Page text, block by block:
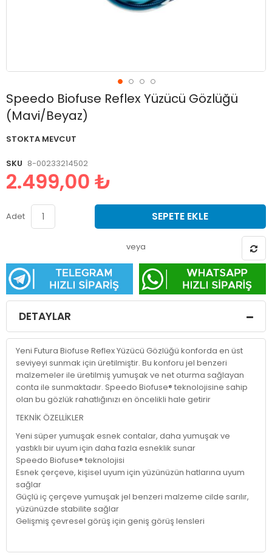
Speedo Biofuse Reflex Yüzücü Gözlüğü
(Mavi/Beyaz)
STOKTA MEVCUT
SKU 8-00233214502
2.499,00 ₺
Adet SEPETE EKLE
veya
Resim
galerisinin
başlangıcına
DETAYLAR
Yeni Futura Biofuse Reflex Yüzücü Gözlüğü konforda en üst
seviyeyi sunmak için üretilmiştir. Bu konforu jel benzeri
malzemeler ile üretilmiş yumuşak ve net oturma sağlayan
conta ile sunmaktadır. Speedo Biofuse® teknolojisine sahip
olan bu gözlük rahatlığınızı en öncelikli hale getirir
TEKNİK ÖZELLİKLER
Yeni süper yumuşak esnek contalar, daha yumuşak ve
yastıklı bir uyum için daha fazla esneklik sunar
Speedo Biofuse® teknolojisi
Esnek çerçeve, kişisel uyum için yüzünüzün hatlarına uyum
sağlar
Güçlü iç çerçeve yumuşak jel benzeri malzeme cilde sarılır,
yüzünüzde stabilite sağlar
Gelişmiş çevresel görüş için geniş görüş lensleri